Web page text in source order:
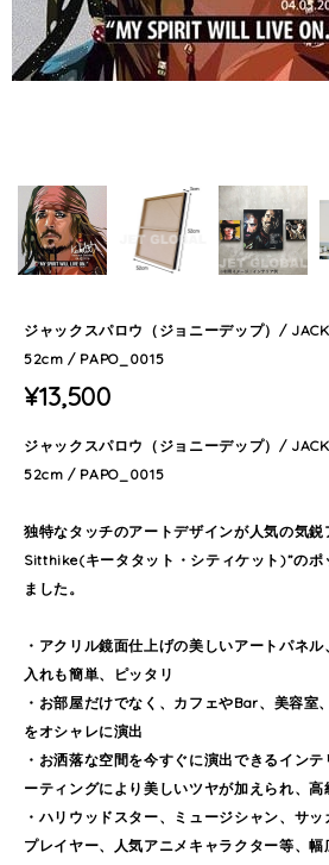
ジャックスパロウ（ジョニーデップ）/
52cm / PAPO_0015
¥13,500
ジャックスパロウ（ジョニーデップ）/
52cm / PAPO_0015
独特なタッチのアートデザインが人気の気
Sitthike(キータタット・シティケット)”のポ
ました。
・アクリル鏡面仕上げの美しいアートパネ
入れも簡単、ピッタリ
・お部屋だけでなく、カフェやBar、美容室
をオシャレに演出
・お洒落な空間を今すぐに演出できるイン
ーティングにより美しいツヤが加えられ、高
・ハリウッドスター、ミュージシャン、サ
プレイヤー、人気アニメキャラクター等、